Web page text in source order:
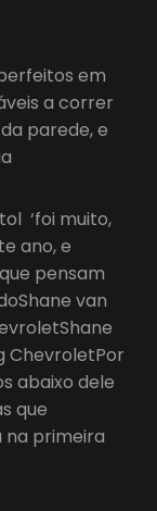
em
a correr
parede, e
‘foi muito,
ano, e
pensam
van
ChevroletPor
abaixo dele
que
na primeira